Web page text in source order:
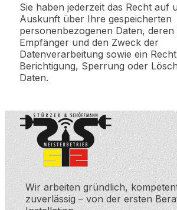
Sie haben jederzeit das Recht auf
Auskunft über Ihre gespeicherten
personenbezogenen Daten,
Empfänger und den Zweck der
Datenverarbeitung sowie ein
Berichtigung, Sperrung oder
Daten.
Wir arbeiten gründlich,
zuverlässig – von der ersten